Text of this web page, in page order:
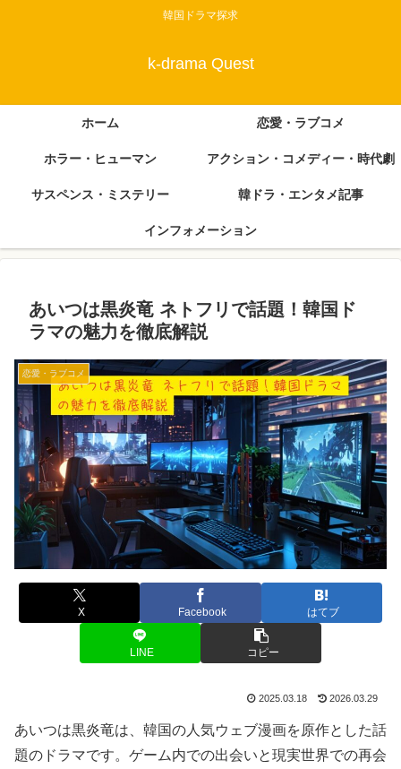
韓国ドラマ探求
k-drama Quest
ホーム 恋愛・ラブコメ
ホラー・ヒューマン アクション・コメディー・時代劇
サスペンス・ミステリー 韓ドラ・エンタメ記事
インフォメーション
あいつは黒炎竜 ネトフリで話題！韓国ド
ラマの魅力を徹底解説
恋愛・ラブコメ
X Facebook はてブ
LINE コピー
2025.03.18 2026.03.29
あいつは黒炎竜は、韓国の人気ウェブ漫画を原作とした話
題のドラマです。ゲーム内での出会いと現実世界での再会